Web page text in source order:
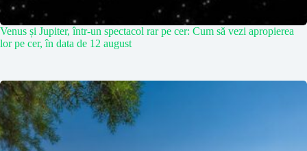
Venus și Jupiter, într-un spectacol rar pe cer: Cum să vezi apropierea
lor pe cer, în data de 12 august